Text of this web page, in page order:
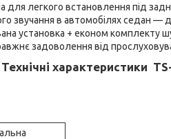
для легкого встановлення під
звучання в автомобілях седан —
установка + економ
задоволення від
Технічні характеристики